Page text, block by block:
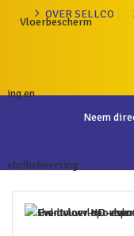
OVER SELLCO
Neem